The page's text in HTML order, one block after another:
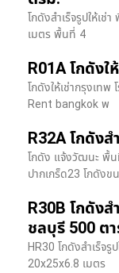
โกดังสำเร็จรูปให้เ
เมตร พื้นที่ 4
R01A โกดัง
โกดังให้เช่ากรุงเทพ
Rent bangkok พ
R32A โกดัง
โกดัง แจ้งวัฒนะ พื้น
ปากเกร็ด23 โกดังข
R30B โกดังส
ชลบุรี 500 ต
HR30 โกดังสำเร็จ
20x25x6.8 เมตร